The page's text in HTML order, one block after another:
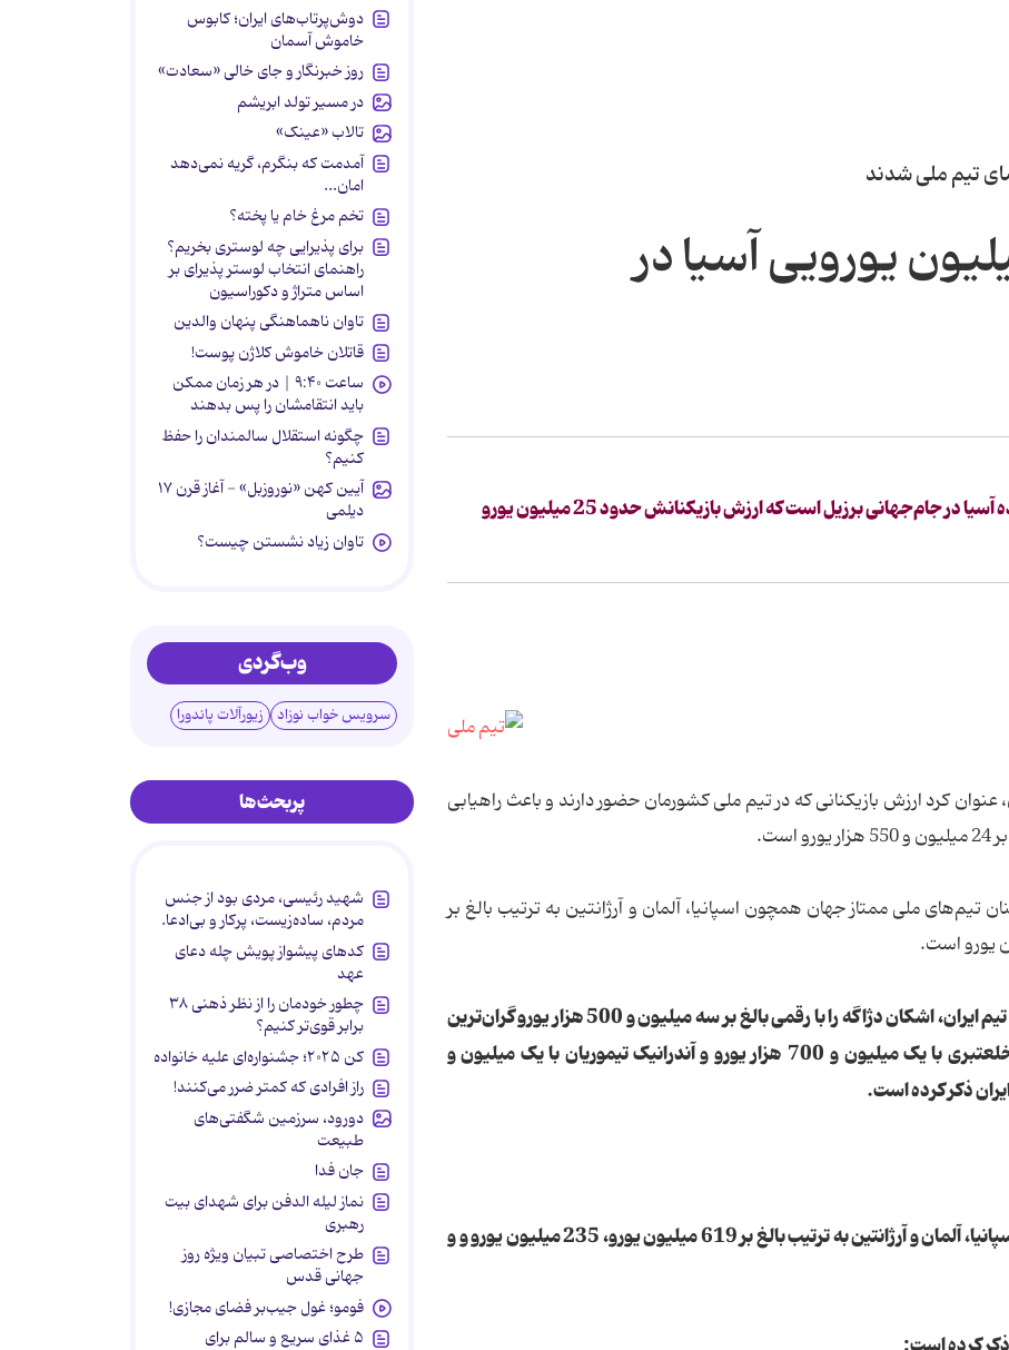
تیم ملی شدند
نماینده 25 میلیون یورویی آسیا در
یک گزارش آماری عنوان می‌کند تیم ملی ایران نماینده آسیا در جام‌جهانی برزیل است که ارزش بازیکنانش حدود 25 میلیون یورو
کرد ارزش بازیکنانی که در تیم ملی کشورمان حضور دارند و باعث راهیابی
تیم‌های ملی ممتاز جهان همچون اسپانیا، آلمان و آرژانتین به ترتیب بالغ بر
این پایگاه اینترنتی در زمینه ارزش تخمینی ستارگان تیم ایران، اشکان دژاگه را با رقمی بالغ بر سه میلیون و 500 هزار یورو گران‌ترین
بازیکن معرفی کرده است. پس از وی محمدرضا خلعتبری با یک میلیون و 700 هزار یورو و آندرانیک تیموریان با یک میلیون و
ارزش بازیکنان تیم‌های ملی ممتاز جهان همچون اسپانیا، آلمان و آرژانتین به ترتیب بالغ بر 619 میلیون یورو، 235 میلیون یورو و و
دوش‌پرتاب‌های ایران؛ کابوس
خاموش آسمان
روز خبرنگار و جای خالی «سعادت»
در مسیر تولد ابریشم
تالاب «عینک»
آمدمت که بنگرم، گریه نمی‌دهد
امان...
تخم مرغ خام یا پخته؟
برای پذیرایی چه لوستری بخریم؟
راهنمای انتخاب لوستر پذیرای بر
اساس متراژ و دکوراسیون
تاوان ناهماهنگی پنهان والدین
قاتلان خاموش کلاژن پوست!
ساعت ۹:۴۰ | در هر زمان ممکن
باید انتقامشان را پس بدهند
چگونه استقلال سالمندان را حفظ
کنیم؟
آیین کهن «نوروزبل» - آغاز قرن ۱۷
دیلمی
تاوان زیاد نشستن چیست؟
وب‌گردی
سرویس خواب نوزاد زیورآلات پاندورا
پربحث‌ها
شهید رئیسی، مردی بود از جنس
مردم، ساده‌زیست، پرکار و بی‌ادعا.
کدهای پیشواز پویش چله دعای
عهد
چطور خودمان را از نظر ذهنی ۳۸
برابر قوی‌تر کنیم؟
کن ۲۰۲۵؛ جشنواره‌ای علیه خانواده
راز افرادی که کمتر ضرر می‌کنند!
دورود، سرزمین شگفتی‌های
طبیعت
جان فدا
نماز لیله الدفن برای شهدای بیت
رهبری
طرح اختصاصی تبیان ویژه روز
جهانی قدس
فومو؛ غول جیب‌بر فضای مجازی!
۵ غذای سریع و سالم برای